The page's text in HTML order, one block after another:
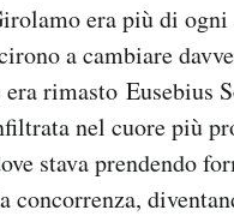
era più di
a cambiare
rimasto Eusebius
nel cuore più
stava prendendo